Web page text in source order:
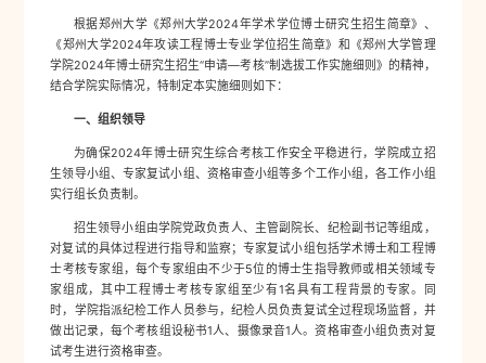
根据郑州大学《郑州大学2024年学术学位博士研究生招生简章》、
《郑州大学2024年攻读工程博士专业学位招生简章》和《郑州大学管理
学院2024年博士研究生招生“申请—考核”制选拔工作实施细则》的精神，
结合学院实际情况，特制定本实施细则如下：
一、组织领导
为确保2024年博士研究生综合考核工作安全平稳进行，学院成立招
生领导小组、专家复试小组、资格审查小组等多个工作小组，各工作小组
实行组长负责制。
招生领导小组由学院党政负责人、主管副院长、纪检副书记等组成，
对复试的具体过程进行指导和监察；专家复试小组包括学术博士和工程博
士考核专家组，每个专家组由不少于5位的博士生指导教师或相关领域专
家组成，其中工程博士考核专家组至少有1名具有工程背景的专家。同
时，学院指派纪检工作人员参与，纪检人员负责复试全过程现场监督，并
做出记录，每个考核组设秘书1人、摄像录音1人。资格审查小组负责对复
试考生进行资格审查。